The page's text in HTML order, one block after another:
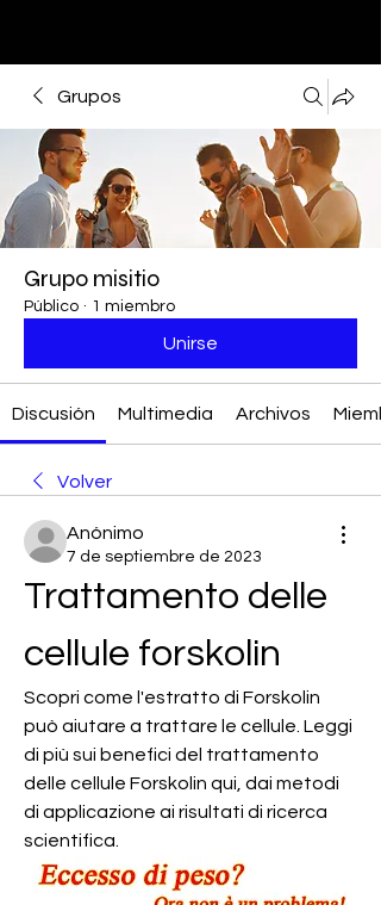
Grupos
Grupo misitio
Público · 1 miembro
Unirse
Discusión Multimedia Archivos
Volver
Anónimo
7 de septiembre de 2023
Trattamento delle
cellule forskolin
Scopri come l'estratto di Forskolin
può aiutare a trattare le cellule. Leggi
di più sui benefici del trattamento
delle cellule Forskolin qui, dai metodi
di applicazione ai risultati di ricerca
scientifica.